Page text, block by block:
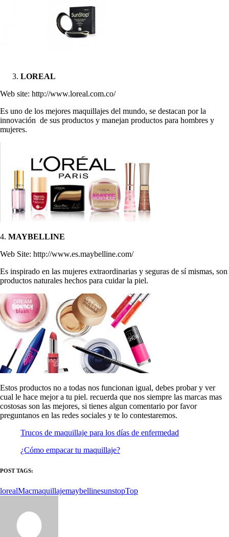
LOREAL
Web site: http://www.loreal.com.co/
Es uno de los mejores maquillajes del mundo, se destacan por la
innovación de sus productos y manejan productos para hombres y
mujeres.
4. MAYBELLINE
Web Site: http://www.es.maybelline.com/
Es inspirado en las mujeres extraordinarias y seguras de sí mismas, son
productos naturales hechos para cuidar la piel.
Estos productos no a todas nos funcionan igual, debes probar y ver
cual le hace mejor a tu piel. recuerda que nos siempre las marcas mas
costosas son las mejores, si tienes algun comentario por favor
preguntanos en las redes sociales y te lo contestaremos.
Trucos de maquillaje para los días de enfermedad
¿Cómo empacar tu maquillaje?
POST TAGS:
lorealMacmaquillajemaybellinesunstopTop